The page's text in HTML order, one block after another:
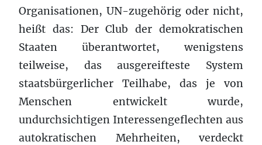
Organisationen, UN-zugehörig oder nicht,
heißt das: Der Club der demokratischen
Staaten überantwortet, wenigstens
teilweise, das ausgereifteste System
staatsbürgerlicher Teilhabe, das je von
Menschen entwickelt wurde,
undurchsichtigen Interessengeflechten aus
autokratischen Mehrheiten, verdeckt